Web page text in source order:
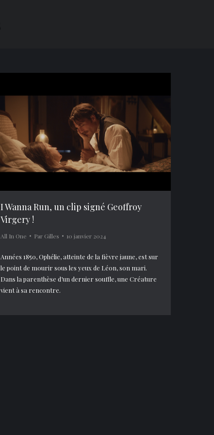
I Wanna Run, un clip signé Geoffroy
Virgery !
All In One Par Gilles 10 janvier 2024
Années 1850, Ophélie, atteinte de la fièvre jaune, est sur
le point de mourir sous les yeux de Léon, son mari.
Dans la parenthèse d’un dernier souffle, une Créature
vient à sa rencontre.